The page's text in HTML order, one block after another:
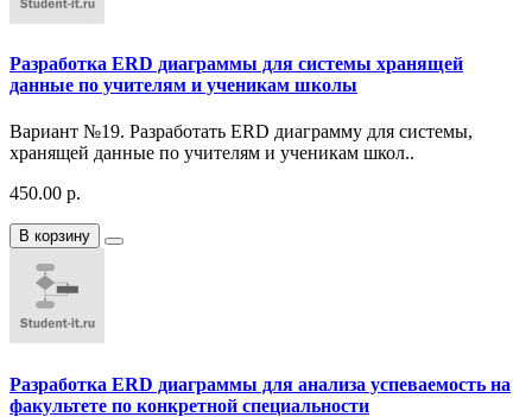
Разработка ERD диаграммы для системы хранящей
данные по учителям и ученикам школы
Вариант №19. Разработать ERD диаграмму для системы,
хранящей данные по учителям и ученикам школ..
450.00 р.
В корзину
Разработка ERD диаграммы для анализа успеваемость на
факультете по конкретной специальности